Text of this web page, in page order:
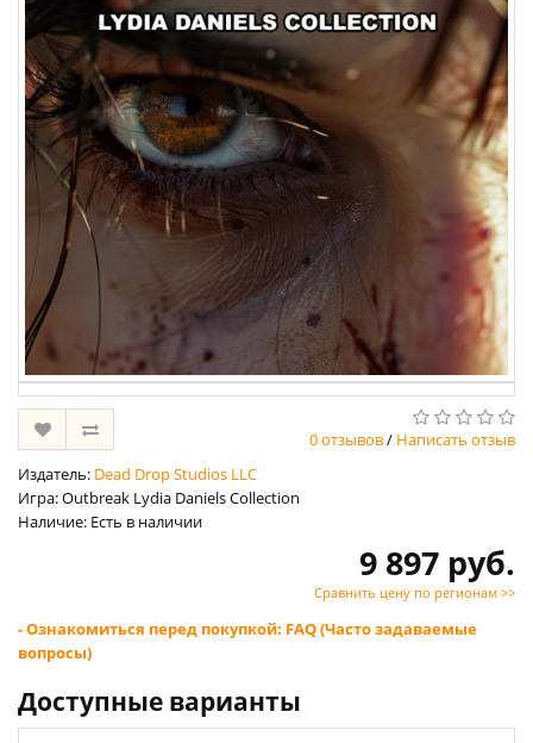
0 отзывов/ Написать отзыв
Издатель: Dead Drop Studios LLC
Игра: Outbreak Lydia Daniels Collection
Наличие: Есть в наличии
9 897 руб.
Сравнить цену по регионам >>
- Ознакомиться перед покупкой: FAQ (Часто задаваемые
вопросы)
Доступные варианты